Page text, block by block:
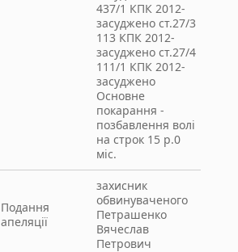
437/1 КПК 2012-
засуджено ст.27/3
113 КПК 2012-
засуджено ст.27/4
111/1 КПК 2012-
засуджено
Основне
покарання -
позбавлення волі
на строк 15 р.0
міс.
Подання
апеляції
захисник
обвинуваченого
Петрашенко
Вячеслав
Петрович